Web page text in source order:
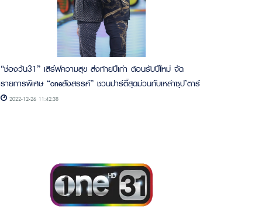
“ช่องวัน31” เสิร์ฟความสุข ส่งท้ายปีเก่า ต้อนรับปีใหม่ จัด
รายการพิเศษ “oneสังสรรค์” ชวนปาร์ตี้สุดม่วนกับเหล่าซุป’ตาร์
2022-12-26 11:42:38